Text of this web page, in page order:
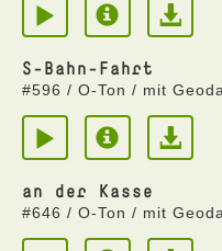
S-Bahn-Fahrt
#596 / O-Ton / mit
an der Kasse
#646 / O-Ton / mit